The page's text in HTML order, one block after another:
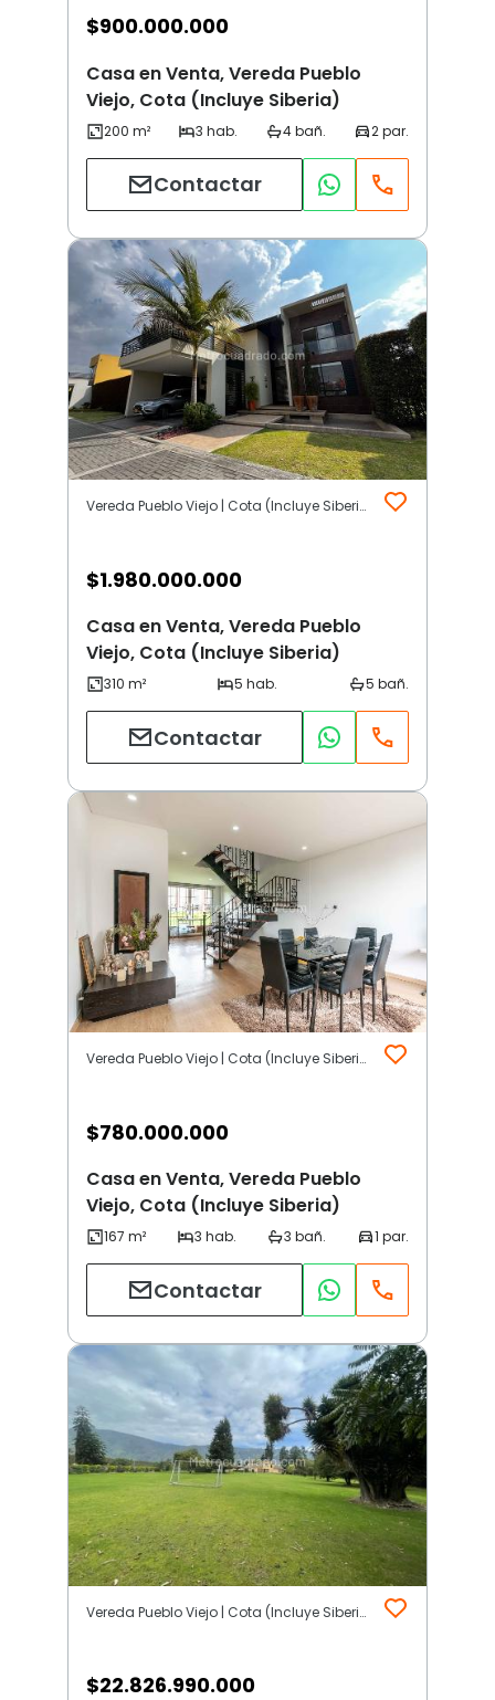
$900.000.000
Casa en Venta, Vereda Pueblo
Viejo, Cota (Incluye Siberia)
Contactar
Vereda Pueblo Viejo | Cota (Incluye Siberia)
$1.980.000.000
Casa en Venta, Vereda Pueblo
Viejo, Cota (Incluye Siberia)
Contactar
Vereda Pueblo Viejo | Cota (Incluye Siberia)
$780.000.000
Casa en Venta, Vereda Pueblo
Viejo, Cota (Incluye Siberia)
Contactar
Vereda Pueblo Viejo | Cota (Incluye Siberia)
$22.826.990.000